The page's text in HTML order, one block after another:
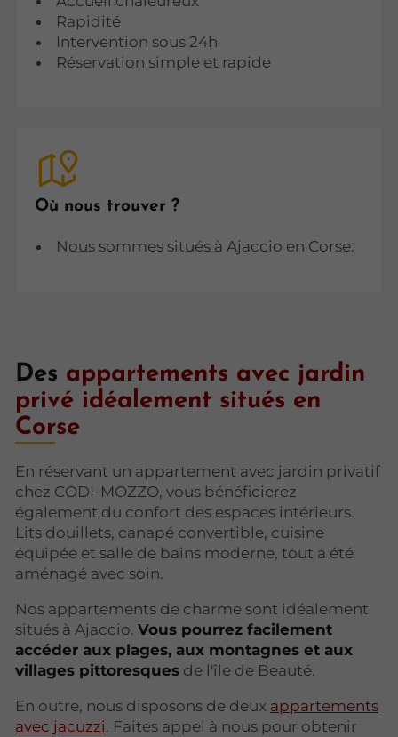
Rapidité
Intervention sous 24h
Réservation simple et rapide
Où nous trouver ?
Nous sommes situés à Ajaccio en Corse.
Des appartements avec jardin
privé idéalement situés en
Corse
En réservant un appartement avec jardin privatif
chez CODI-MOZZO, vous bénéficierez
également du confort des espaces intérieurs.
Lits douillets, canapé convertible, cuisine
équipée et salle de bains moderne, tout a été
aménagé avec soin.
Nos appartements de charme sont idéalement
situés à Ajaccio.Vous pourrez facilement
accéder aux plages, aux montagnes et aux
villages pittoresques de l'île de Beauté.
En outre, nous disposons de deux appartements
avec jacuzzi. Faites appel à nous pour obtenir